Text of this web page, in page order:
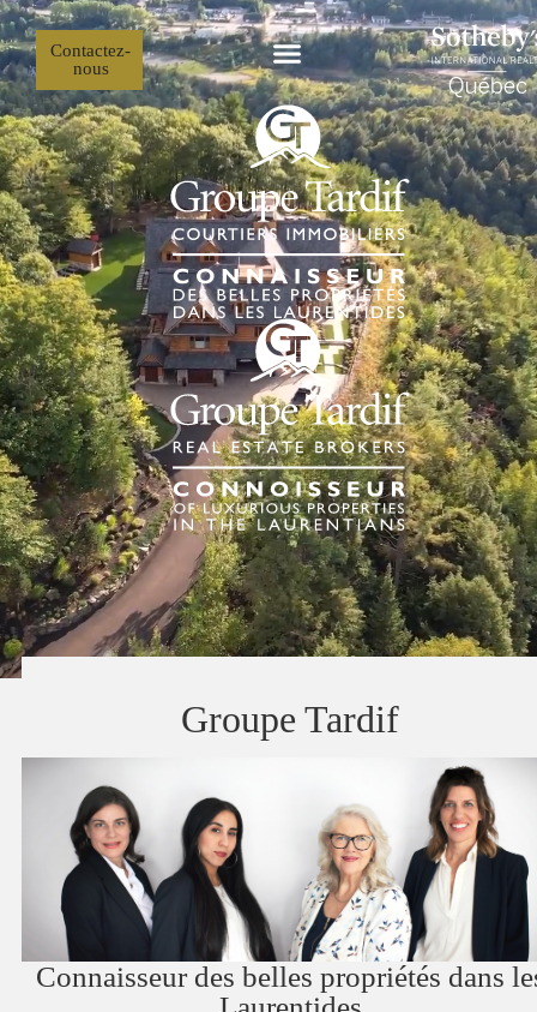
Contactez-
nous
Groupe Tardif
Connaisseur des belles propriétés dans